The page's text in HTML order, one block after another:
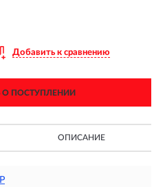
Добавить к сравнению
ПОСТУПЛЕНИИ
ОПИСАНИЕ